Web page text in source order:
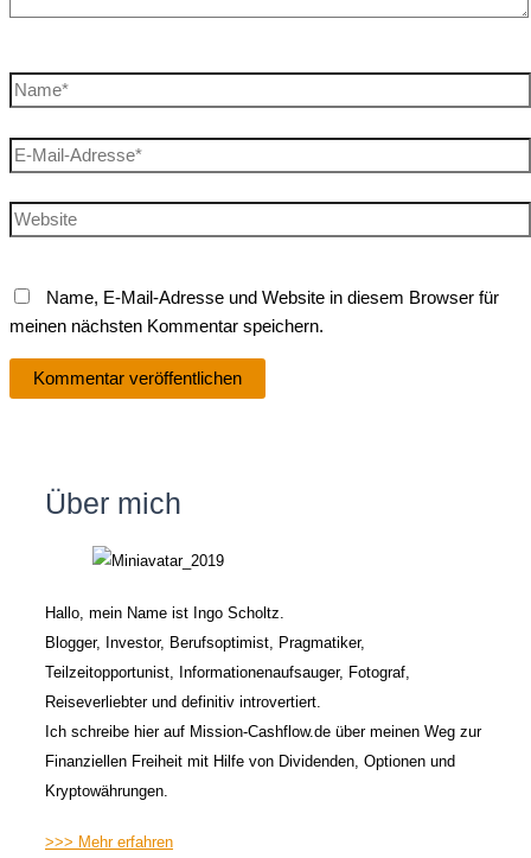
Name*
E-
Mail-
Adresse*
Website
Name, E-Mail-Adresse und Website in diesem Browser für
meinen nächsten Kommentar speichern.
Über mich
Hallo, mein Name ist Ingo Scholtz.
Blogger, Investor, Berufsoptimist, Pragmatiker,
Teilzeitopportunist, Informationenaufsauger, Fotograf,
Reiseverliebter und definitiv introvertiert.
Ich schreibe hier auf Mission-Cashflow.de über meinen Weg zur
Finanziellen Freiheit mit Hilfe von Dividenden, Optionen und
Kryptowährungen.
>>> Mehr erfahren